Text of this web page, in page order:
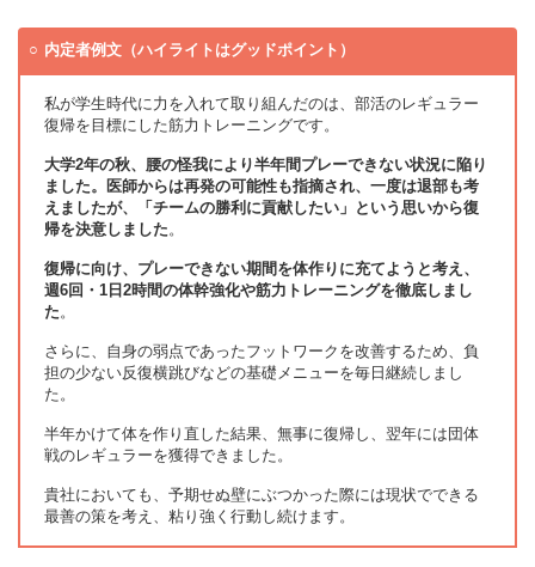
内定者例文（ハイライトはグッドポイント）
私が学生時代に力を入れて取り組んだのは、部活のレギュラー
復帰を目標にした筋力トレーニングです。
大学2年の秋、腰の怪我により半年間プレーできない状況に陥り
ました。医師からは再発の可能性も指摘され、一度は退部も考
えましたが、「チームの勝利に貢献したい」という思いから復
帰を決意しました。
復帰に向け、プレーできない期間を体作りに充てようと考え、
週6回・1日2時間の体幹強化や筋力トレーニングを徹底しまし
た。
さらに、自身の弱点であったフットワークを改善するため、負
担の少ない反復横跳びなどの基礎メニューを毎日継続しまし
た。
半年かけて体を作り直した結果、無事に復帰し、翌年には団体
戦のレギュラーを獲得できました。
貴社においても、予期せぬ壁にぶつかった際には現状でできる
最善の策を考え、粘り強く行動し続けます。